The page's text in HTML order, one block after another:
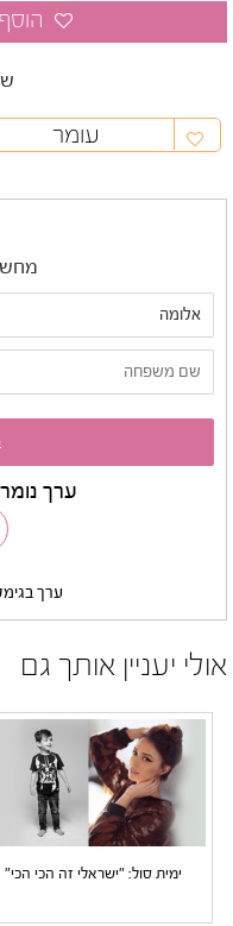
עומר
ערך
ערך
אולי יעניין אותך גם
ימית סול: "ישראלי זה הכי הכי"